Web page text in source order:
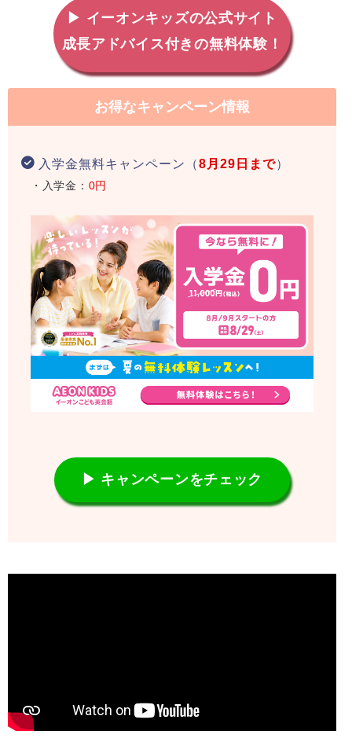
▶ イーオンキッズの公式サイト
成長アドバイス付きの無料体験！
お得なキャンペーン情報
入学金無料キャンペーン（8月29日まで）
・入学金： 0円
▶ キャンペーンをチェック